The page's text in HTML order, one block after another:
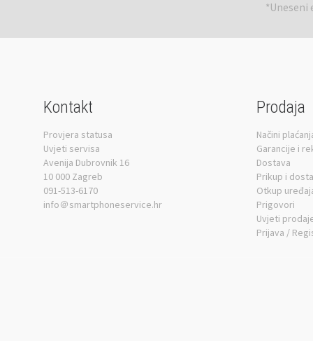
*Uneseni
Kontakt
Provjera statusa
Uvjeti servisa
Avenija Dubrovnik 16
10 000 Zagreb
091-513-6170
info＠smartphoneservice.hr
Prodaja
Načini
Garancije i
Dostava
Prikup i
Otkup
Prigovori
Uvjeti
Prijava /